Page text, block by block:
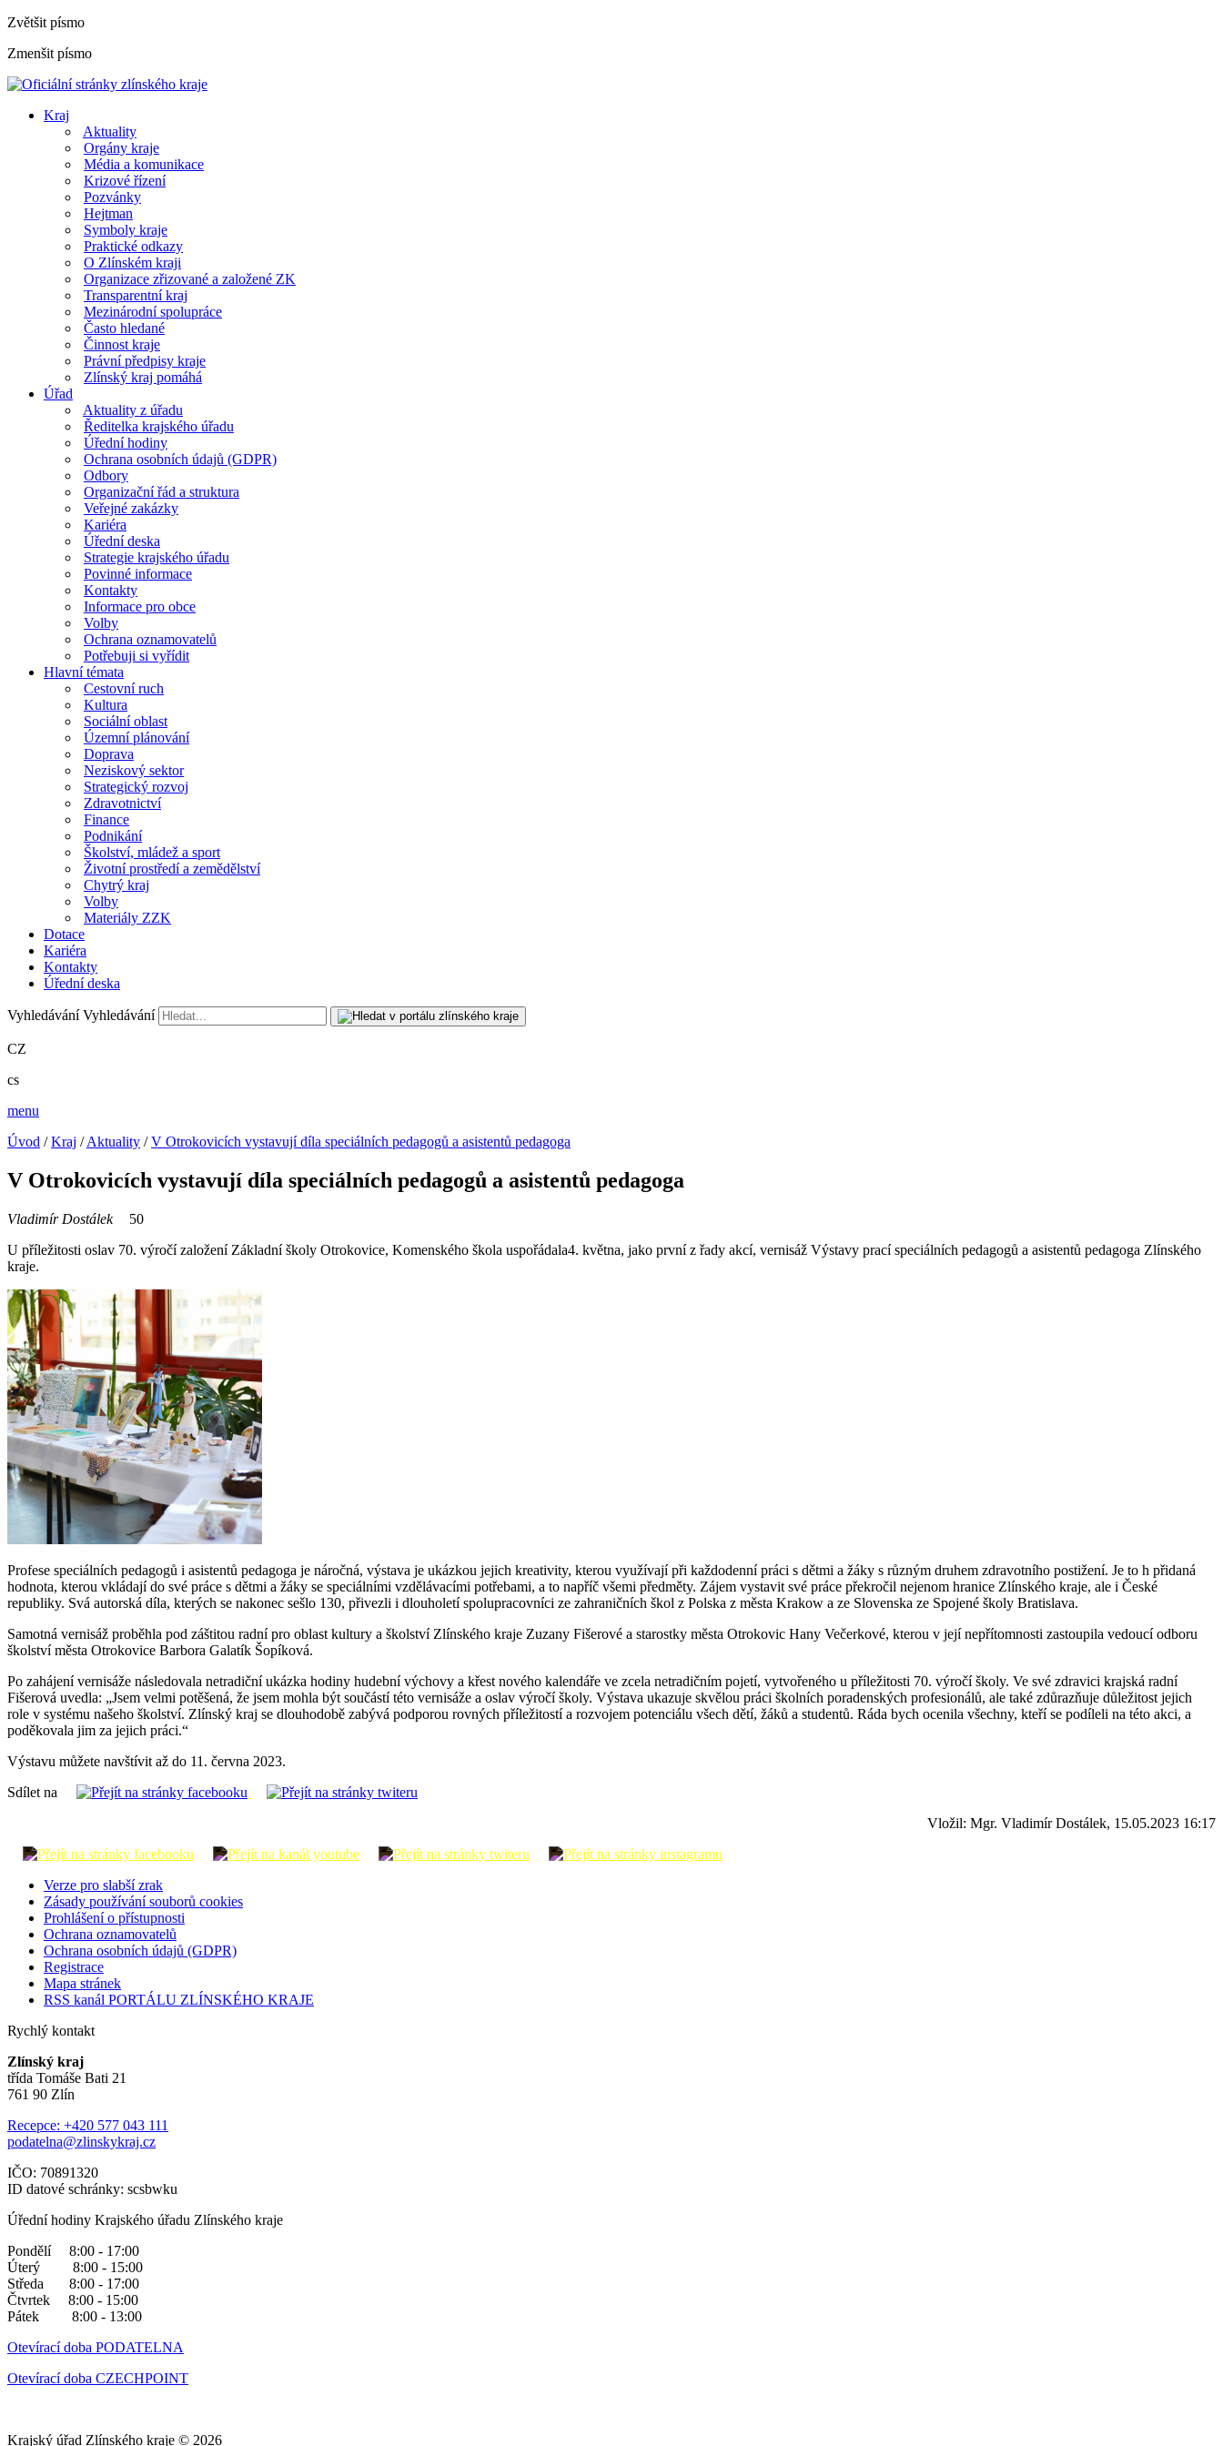
Zvětšit písmo
Zmenšit písmo
Kraj
Aktuality
Orgány kraje
Média a komunikace
Krizové řízení
Pozvánky
Hejtman
Symboly kraje
Praktické odkazy
O Zlínském kraji
Organizace zřizované a založené ZK
Transparentní kraj
Mezinárodní spolupráce
Často hledané
Činnost kraje
Právní předpisy kraje
Zlínský kraj pomáhá
Úřad
Aktuality z úřadu
Ředitelka krajského úřadu
Úřední hodiny
Ochrana osobních údajů (GDPR)
Odbory
Organizační řád a struktura
Veřejné zakázky
Kariéra
Úřední deska
Strategie krajského úřadu
Povinné informace
Kontakty
Informace pro obce
Volby
Ochrana oznamovatelů
Potřebuji si vyřídit
Hlavní témata
Cestovní ruch
Kultura
Sociální oblast
Územní plánování
Doprava
Neziskový sektor
Strategický rozvoj
Zdravotnictví
Finance
Podnikání
Školství, mládež a sport
Životní prostředí a zemědělství
Chytrý kraj
Volby
Materiály ZZK
Dotace
Kariéra
Kontakty
Úřední deska
Vyhledávání Vyhledávání
CZ
cs
menu
Úvod /Kraj /Aktuality /V Otrokovicích vystavují díla speciálních pedagogů a asistentů pedagoga
V Otrokovicích vystavují díla speciálních pedagogů a asistentů pedagoga
Vladimír Dostálek
50
U příležitosti oslav 70. výročí založení Základní školy Otrokovice, Komenského škola uspořádala4. května, jako první z řady akcí, vernisáž Výstavy prací speciálních pedagogů a asistentů pedagoga Zlínského
kraje.
Profese speciálních pedagogů i asistentů pedagoga je náročná, výstava je ukázkou jejich kreativity, kterou využívají při každodenní práci s dětmi a žáky s různým druhem zdravotního postižení. Je to h přidaná
hodnota, kterou vkládají do své práce s dětmi a žáky se speciálními vzdělávacími potřebami, a to napříč všemi předměty. Zájem vystavit své práce překročil nejenom hranice Zlínského kraje, ale i České
republiky. Svá autorská díla, kterých se nakonec sešlo 130, přivezli i dlouholetí spolupracovníci ze zahraničních škol z Polska z města Krakow a ze Slovenska ze Spojené školy Bratislava.
Samotná vernisáž proběhla pod záštitou radní pro oblast kultury a školství Zlínského kraje Zuzany Fišerové a starostky města Otrokovic Hany Večerkové, kterou v její nepřítomnosti zastoupila vedoucí odboru
školství města Otrokovice Barbora Galatík Šopíková.
Po zahájení vernisáže následovala netradiční ukázka hodiny hudební výchovy a křest nového kalendáře ve zcela netradičním pojetí, vytvořeného u příležitosti 70. výročí školy. Ve své zdravici krajská radní
Fišerová uvedla: „Jsem velmi potěšená, že jsem mohla být součástí této vernisáže a oslav výročí školy. Výstava ukazuje skvělou práci školních poradenských profesionálů, ale také zdůrazňuje důležitost jejich
role v systému našeho školství. Zlínský kraj se dlouhodobě zabývá podporou rovných příležitostí a rozvojem potenciálu všech dětí, žáků a studentů. Ráda bych ocenila všechny, kteří se podíleli na této akci, a
poděkovala jim za jejich práci.“
Výstavu můžete navštívit až do 11. června 2023.
Sdílet na
Vložil: Mgr. Vladimír Dostálek, 15.05.2023 16:17
Verze pro slabší zrak
Zásady používání souborů cookies
Prohlášení o přístupnosti
Ochrana oznamovatelů
Ochrana osobních údajů (GDPR)
Registrace
Mapa stránek
RSS kanál PORTÁLU ZLÍNSKÉHO KRAJE
Rychlý kontakt
Zlínský kraj
třída Tomáše Bati 21
761 90 Zlín
Recepce: +420 577 043 111
podatelna@zlinskykraj.cz
IČO: 70891320
ID datové schránky: scsbwku
Úřední hodiny Krajského úřadu Zlínského kraje
Pondělí 8:00 - 17:00
Úterý 8:00 - 15:00
Středa 8:00 - 17:00
Čtvrtek 8:00 - 15:00
Pátek 8:00 - 13:00
Otevírací doba PODATELNA
Otevírací doba CZECHPOINT
Krajský úřad Zlínského kraje © 2026